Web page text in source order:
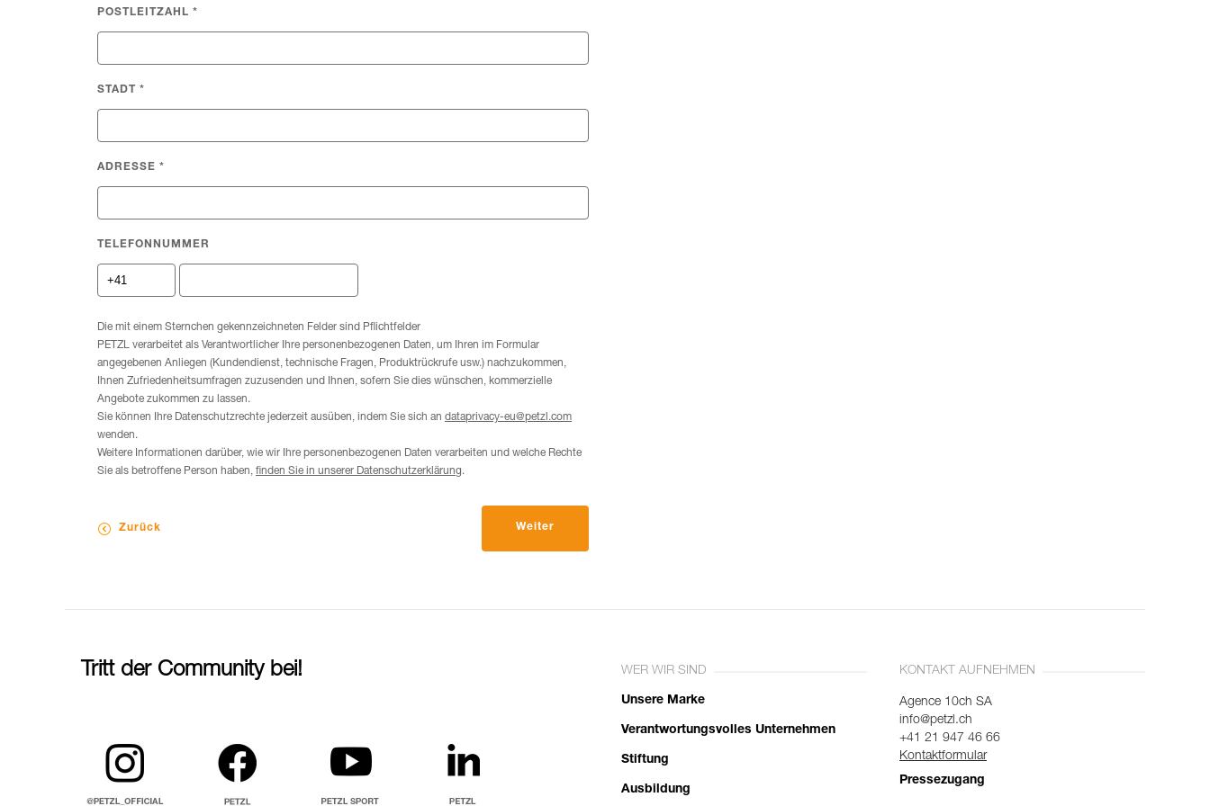
POSTLEITZAHL *
STADT *
ADRESSE *
TELEFONNUMMER
Die mit einem Sternchen gekennzeichneten Felder sind Pflichtfelder
PETZL verarbeitet als Verantwortlicher Ihre personenbezogenen Daten, um Ihren im Formular
angegebenen Anliegen (Kundendienst, technische Fragen, Produktrückrufe usw.) nachzukommen,
Ihnen Zufriedenheitsumfragen zuzusenden und Ihnen, sofern Sie dies wünschen, kommerzielle
Angebote zukommen zu lassen.
Sie können Ihre Datenschutzrechte jederzeit ausüben, indem Sie sich an dataprivacy-eu@petzl.com
wenden.
Weitere Informationen darüber, wie wir Ihre personenbezogenen Daten verarbeiten und welche Rechte
Sie als betroffene Person haben, finden Sie in unserer Datenschutzerklärung.
Zurück Weiter
Tritt der Community bei! WER WIR SIND
Unsere Marke
Verantwortungsvolles Unternehmen
Stiftung
Ausbildung
KONTAKT AUFNEHMEN
Agence 10ch SA
info@petzl.ch
+41 21 947 46 66
Kontaktformular
Pressezugang